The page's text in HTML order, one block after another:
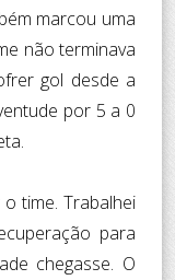
marcou uma
não terminava
gol desde a
por 5 a 0
time. Trabalhei
para
chegasse. O